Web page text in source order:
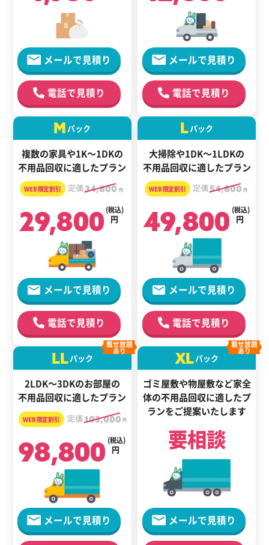
メールで見積り
電話で見積り
メールで見積り
電話で見積り
M パック
複数の家具や1K～1DKの
不用品回収に適したプラン
定価34,800 円
29,800 円
(税込)
メールで見積り
電話で見積り
Lパック
大掃除や1DK～1LDKの
不用品回収に適したプラン
定価54,800 円
49,800 円
(税込)
メールで見積り
電話で見積り
LLパック
2LDK～3DKのお部屋の
不用品回収に適したプラン
載せ放題
あり
定価103,000 円
98,800 円
(税込)
メールで見積り
XLパック
ゴミ屋敷や物屋敷など家全
体の不用品回収に適したプ
ランをご提案いたします
載せ放題
あり
要相談
メールで見積り